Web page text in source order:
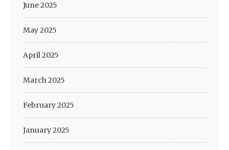
June 2025
May 2025
April 2025
March 2025
February 2025
January 2025